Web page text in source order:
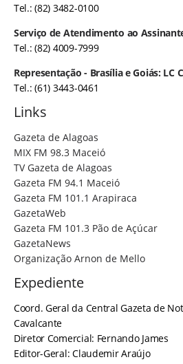
Tel.: (82) 3482-0100
Serviço de Atendimento ao
Tel.: (82) 4009-7999
Representação - Brasília e Goiás: LC
Tel.: (61) 3443-0461
Links
Gazeta de Alagoas
MIX FM 98.3 Maceió
TV Gazeta de Alagoas
Gazeta FM 94.1 Maceió
Gazeta FM 101.1 Arapiraca
GazetaWeb
Gazeta FM 101.3 Pão de Açúcar
GazetaNews
Organização Arnon de Mello
Expediente
Coord. Geral da Central Gazeta de
Cavalcante
Diretor Comercial: Fernando James
Editor-Geral: Claudemir Araújo